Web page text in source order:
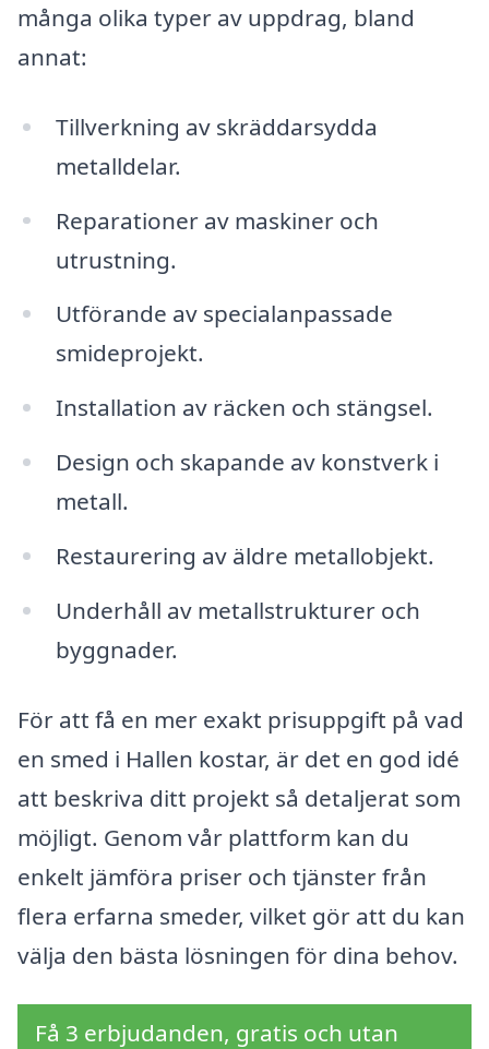
många olika typer av uppdrag, bland
annat:
Tillverkning av skräddarsydda
metalldelar.
Reparationer av maskiner och
utrustning.
Utförande av specialanpassade
smideprojekt.
Installation av räcken och stängsel.
Design och skapande av konstverk i
metall.
Restaurering av äldre metallobjekt.
Underhåll av metallstrukturer och
byggnader.
För att få en mer exakt prisuppgift på vad
en smed i Hallen kostar, är det en god idé
att beskriva ditt projekt så detaljerat som
möjligt. Genom vår plattform kan du
enkelt jämföra priser och tjänster från
flera erfarna smeder, vilket gör att du kan
välja den bästa lösningen för dina behov.
Få 3 erbjudanden, gratis och utan